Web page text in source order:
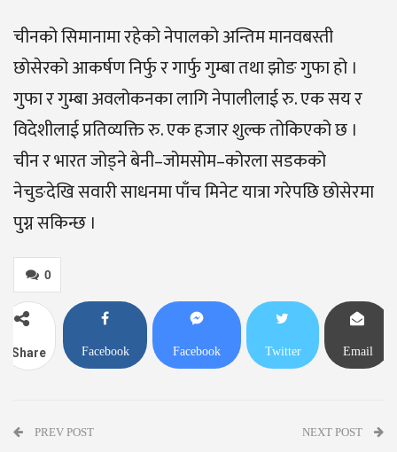
चीनको सिमानामा रहेको नेपालको अन्तिम मानवबस्ती
छोसेरको आकर्षण निर्फु र गार्फु गुम्बा तथा झोङ गुफा हो ।
गुफा र गुम्बा अवलोकनका लागि नेपालीलाई रु. एक सय र
विदेशीलाई प्रतिव्यक्ति रु. एक हजार शुल्क तोकिएको छ ।
चीन र भारत जोड्ने बेनी–जोमसोम–कोरला सडकको
नेचुङदेखि सवारी साधनमा पाँच मिनेट यात्रा गरेपछि छोसेरमा
पुग्न सकिन्छ ।
0
Share Facebook Facebook Twitter Email
PREV POST NEXT POST